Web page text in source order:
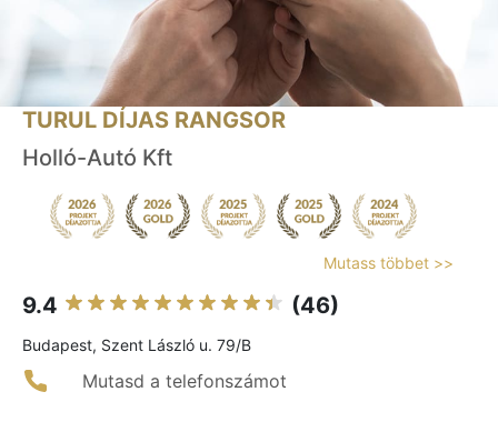
TURUL DÍJAS RANGSOR
Holló-Autó Kft
Mutass többet >>
9.4 (46)
Budapest, Szent László u. 79/B
Mutasd a telefonszámot